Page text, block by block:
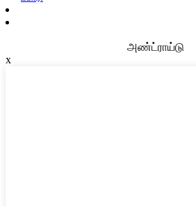
அண்ட்ராய்டு
x